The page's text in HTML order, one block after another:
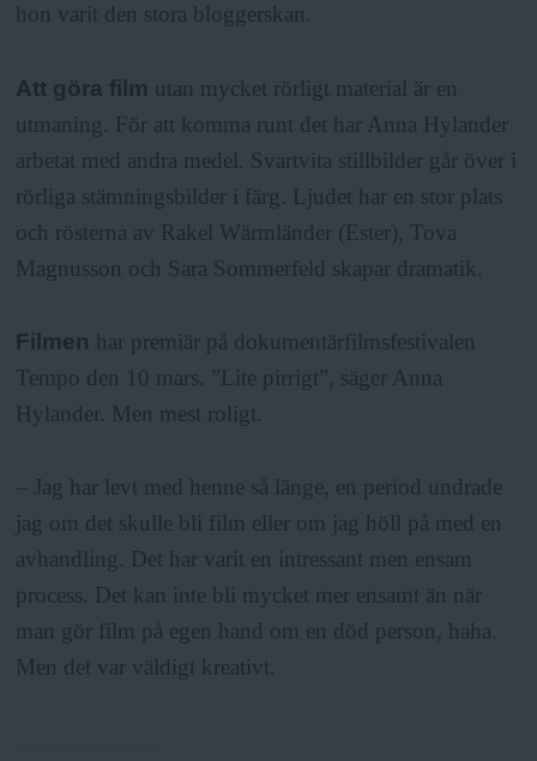
hon varit den stora bloggerskan.
Att göra film utan mycket rörligt material är en
utmaning. För att komma runt det har Anna Hylander
arbetat med andra medel. Svartvita stillbilder går över i
rörliga stämningsbilder i färg. Ljudet har en stor plats
och rösterna av Rakel Wärmländer (Ester), Tova
Magnusson och Sara Sommerfeld skapar dramatik.
Filmen har premiär på dokumentärfilmsfestivalen
Tempo den 10 mars. ”Lite pirrigt”, säger Anna
Hylander. Men mest roligt.
– Jag har levt med henne så länge, en period undrade
jag om det skulle bli film eller om jag höll på med en
avhandling. Det har varit en intressant men ensam
process. Det kan inte bli mycket mer ensamt än när
man gör film på egen hand om en död person, haha.
Men det var väldigt kreativt.